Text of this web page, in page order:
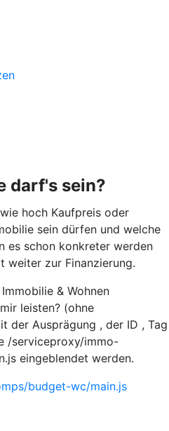
darf's sein?
hoch Kaufpreis oder
sein dürfen und welche
es schon konkreter werden
weiter zur Finanzierung.
& Wohnen
leisten? (ohne
der Ausprägung , der ID , Tag
/serviceproxy/immo-
eingeblendet werden.
budget-wc/main.js